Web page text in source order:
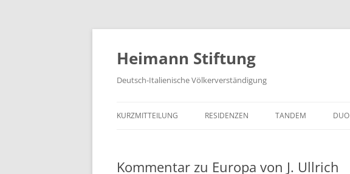
Zum
springen
Heimann Stiftung
Deutsch-Italienische Völkerverständigung
KURZMITTEILUNG RESIDENZEN TANDEM DUO
Kommentar zu Europa von J. Ullrich